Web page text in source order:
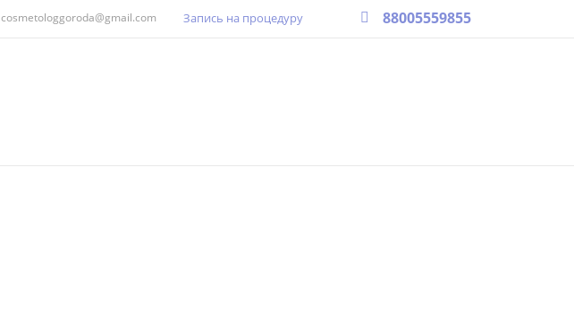
cosmetologgoroda@gmail.com Запись на процедуру 88005559855